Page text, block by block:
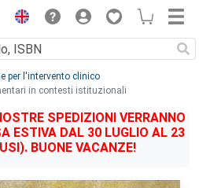
per l'intervento clinico
in contesti istituzionali
SPEDIZIONI VERRANNO
ESTIVA DAL 30 LUGLIO AL 23
BUONE VACANZE!